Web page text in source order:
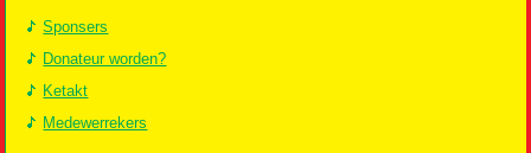
Sponsers
Donateur worden?
Ketakt
Medewerrekers